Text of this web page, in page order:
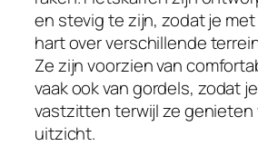
en stevig te zijn, zodat je
hart over verschillende
Ze zijn voorzien van
vaak ook van gordels, zodat
vastzitten terwijl ze genieten
uitzicht.